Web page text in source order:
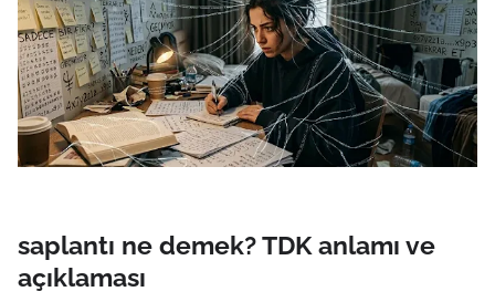
saplantı ne demek? TDK anlamı ve
açıklaması